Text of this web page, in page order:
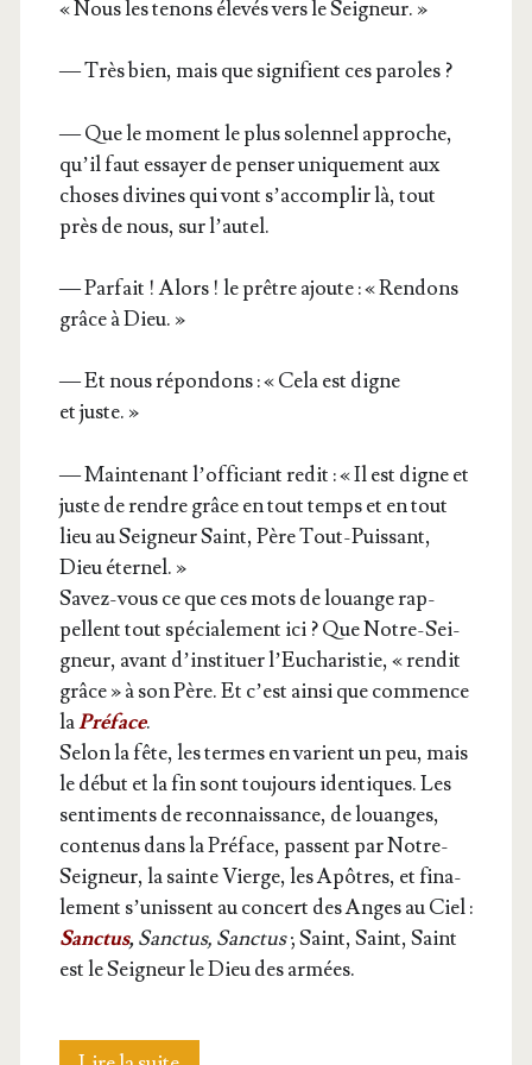
« Nous les tenons éle­vés vers le Seigneur. »
— Très bien, mais que signi­fient ces paroles ?
— Que le moment le plus solen­nel approche,
qu’il faut essayer de pen­ser uni­que­ment aux
choses divines qui vont s’accomplir là, tout
près de nous, sur l’autel.
— Par­fait ! Alors ! le prêtre ajoute : « Ren­dons
grâce à Dieu. »
— Et nous répon­dons : « Cela est digne
et juste. »
— Main­te­nant l’officiant redit : « Il est digne et
juste de rendre grâce en tout temps et en tout
lieu au Sei­gneur Saint, Père Tout-Puis­sant,
Dieu éternel. »
Savez-vous ce que ces mots de louange rap­
pellent tout spé­cia­le­ment ici ? Que Notre-Sei­
gneur, avant d’instituer l’Eucharistie, « ren­dit
grâce » à son Père. Et c’est ain­si que com­mence
laPré­face.
Selon la fête, les termes en varient un peu, mais
le début et la fin sont tou­jours iden­tiques. Les
sen­ti­ments de recon­nais­sance, de louanges,
conte­nus dans la Pré­face, passent par Notre-
Sei­gneur, la sainte Vierge, les Apôtres, et fina­
le­ment s’unissent au concert des Anges au Ciel :
Sanc­tus,Sanc­tus, Sanc­tus; Saint, Saint, Saint
est le Sei­gneur le Dieu des armées.